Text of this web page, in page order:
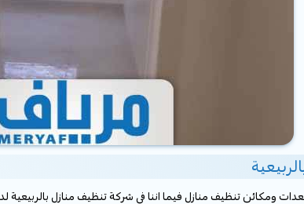
ومكائن تنظيف منازل فيما اننا في شركة تنظيف منازل